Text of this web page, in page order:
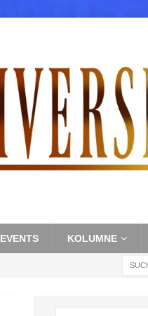
EVENTS KOLUMNE